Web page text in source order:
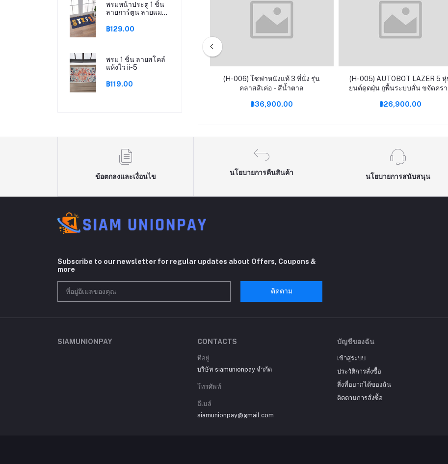
พรมหน้าประตู 1 ชิ้น
ลายการ์ตูน ลายแมว
฿129.00
พรม 1 ชิ้น ลายสโคล์
แห้งไว ii-5
฿119.00
(F-004) แจกันดอกไม้ประดิษฐ์รวม
ดอกไม้ปลอมพร้อมแจกัน ดอกไม้
(H-006) โซฟาหนังแท้ 3 ที่นั่ง รุ่น
คลาสสิเค่อ - สีน้ำตาล
฿36,900.00
(H-005) AUTOBOT LAZER 5
ยนต์ดูดฝุ่น ถูพื้นระบบสั่น ขจัดคร
Smart dock แถมฟรีเครื่องดูด
฿26,900.00
ข้อตกลงและเงื่อนไข
นโยบายการคืนสินค้า
นโยบายการสนับสนุน
Subscribe to our newsletter for regular updates about Offers, Coupons &
more
ติดตาม
SIAMUNIONPAY CONTACTS
ที่อยู่
บริษัท siamunionpay จำกัด
โทรศัพท์
อีเมล์
siamunionpay@gmail.com
บัญชีของฉัน
เข้าสู่ระบบ
ประวัติการสั่งซื้อ
สิ่งที่อยากได้ของฉัน
ติดตามการสั่งซื้อ